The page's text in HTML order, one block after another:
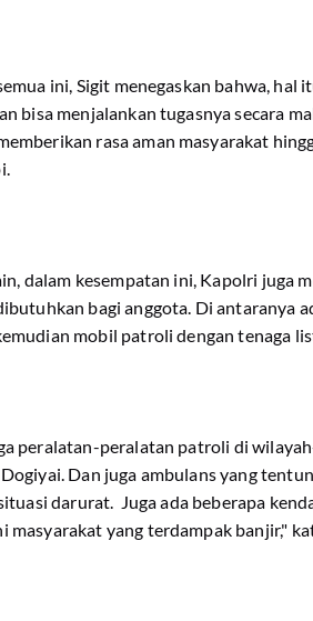
ini, Sigit menegaskan bahwa, hal
bisa menjalankan tugasnya secara
rasa aman masyarakat
dalam kesempatan ini, Kapolri juga
bagi anggota. Di antaranya
mobil patroli dengan tenaga
peralatan-peralatan patroli di
Dogiyai. Dan juga ambulans yang
darurat. Juga ada beberapa
masyarakat yang terdampak banjir,"